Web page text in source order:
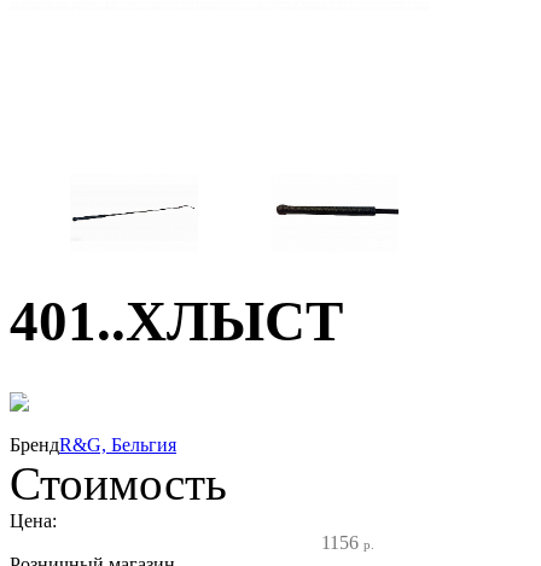
401..ХЛЫСТ
30%
БрендR&G, Бельгия
Стоимость
Цена:
1156 р.